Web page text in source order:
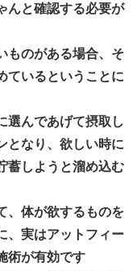
んと確認する必要が
ものがある場合、そ
ているということに
選んであげて摂取し
となり、欲しい時に
蓄しようと溜め込む
、体が欲するものを
、実はアットフィー
術が有効です